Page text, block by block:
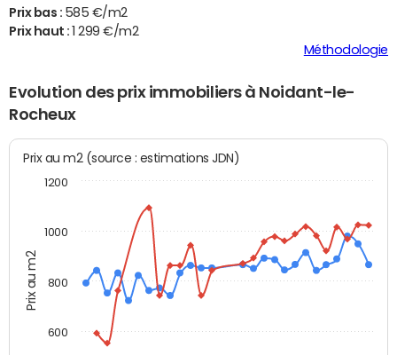
Prix bas : 585 €/m2
Prix haut :
1 299 €/m2
Méthodologie
Evolution des prix immobiliers à Noidant-le-
Rocheux
Prix au m2
Prix au m2 (source : estimations JDN)
600
800
1000
1200